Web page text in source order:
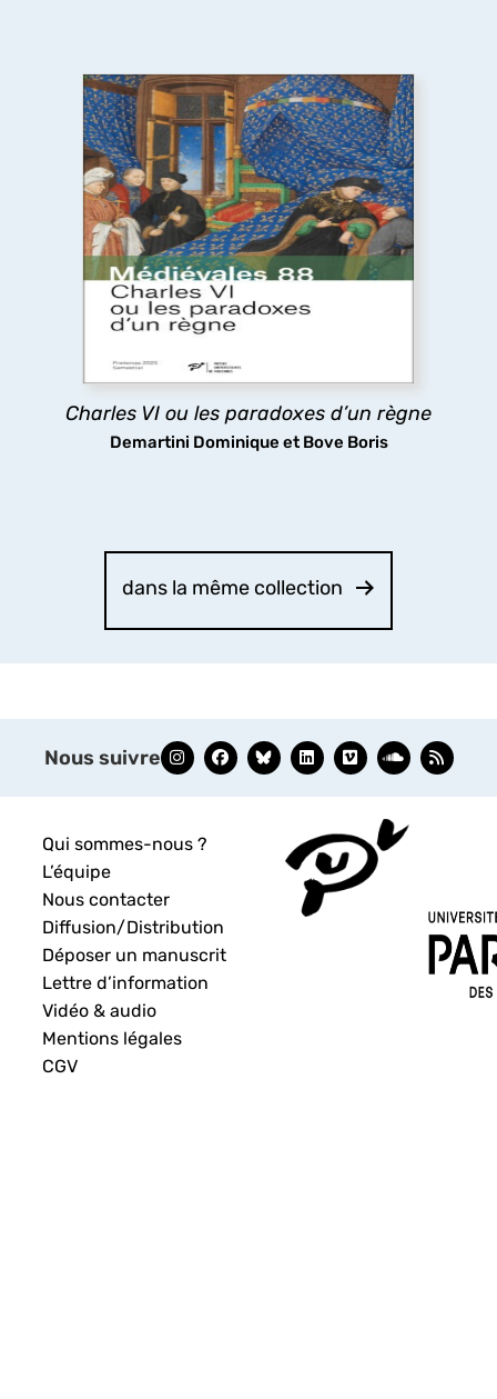
Charles VI ou les paradoxes d’un règne
Demartini Dominique et Bove Boris
Charles VI ou les paradoxes d’un règne
Le long règne de Charles VI a longtemps été
considéré comme une catastrophe, pourtant les
arts et les lettres ont fleuri à sa cour, tandis que
sa folie même stimulait la réflexion politique : tels
découvrir
dans la même collection
Nous suivre
Qui sommes-nous ?
L’équipe
Nous contacter
Diffusion/Distribution
Déposer un manuscrit
Lettre d’information
Vidéo & audio
Mentions légales
CGV